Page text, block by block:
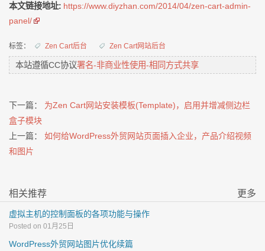
本文链接地址: https://www.diyzhan.com/2014/04/zen-cart-admin-
panel/
标签： Zen Cart后台 Zen Cart网站后台
本站遵循CC协议署名-非商业性使用-相同方式共享
下一篇： 为Zen Cart网站安装模板(Template)，启用并增减侧边栏
盒子模块
上一篇： 如何给WordPress外贸网站页面插入企业，产品介绍视频
和图片
相关推荐 更多
虚拟主机的控制面板的各项功能与操作
Posted on 01月25日
WordPress外贸网站图片优化续篇